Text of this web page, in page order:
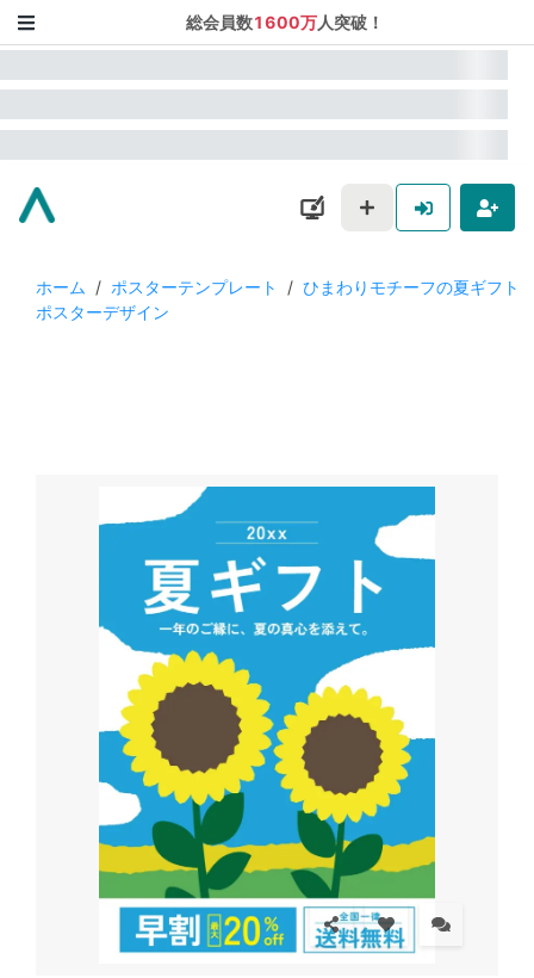
総会員数1600万人突破！
ホーム / ポスターテンプレート / ひまわりモチーフの夏ギフト
ポスターデザイン